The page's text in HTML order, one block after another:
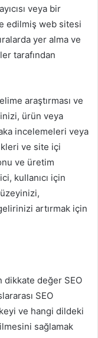
veya bir
edilmiş web sitesi
yer alma ve
tarafından
araştırması ve
ürün veya
incelemeleri veya
ve site içi
ve üretim
kullanıcı için
artırmak için
değer SEO
SEO
ve hangi dildeki
sağlamak